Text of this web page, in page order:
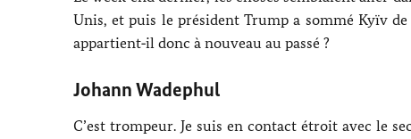
Unis, et puis le présidentTrumpa sommé Kyïv
appartient‑il donc à nouveau au passé ?
Johann Wadephul
C’est trompeur. Je suis en contact étroit avec le